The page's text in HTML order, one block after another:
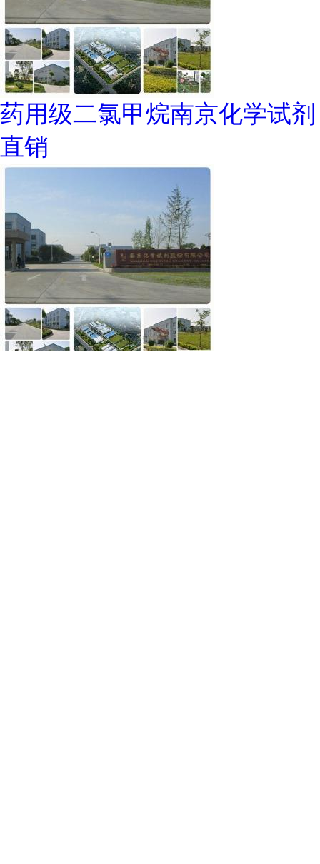
药用级二氯甲烷南京化学试剂
直销